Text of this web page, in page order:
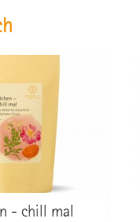
- chill mal